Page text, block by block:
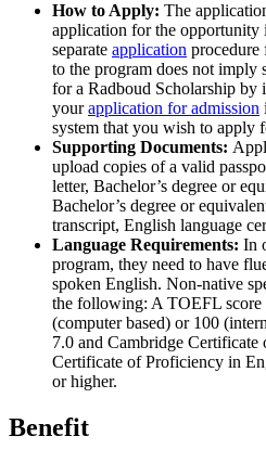
How to Apply: The
application for the opportunity
separate application procedure
to the program does not imply
for a Radboud Scholarship by
yourapplication for admission
system that you wish to apply
Supporting Documents:
upload copies of a valid
letter, Bachelor’s degree or
Bachelor’s degree or
transcript, English language
Language Requirements: In
program, they need to have
spoken English. Non-native
the following: A TOEFL score
(computer based) or 100
7.0 and Cambridge
Certificate of Proficiency in
or higher.
Benefit